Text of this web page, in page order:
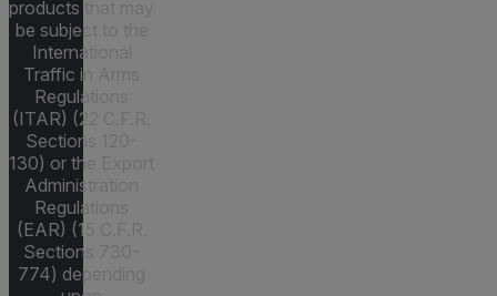
products that may
be subject to the
International
Traffic in Arms
Regulations
(ITAR) (22 C.F.R.
Sections 120-
130) or the Export
Administration
Regulations
(EAR) (15 C.F.R.
Sections 730-
774) depending